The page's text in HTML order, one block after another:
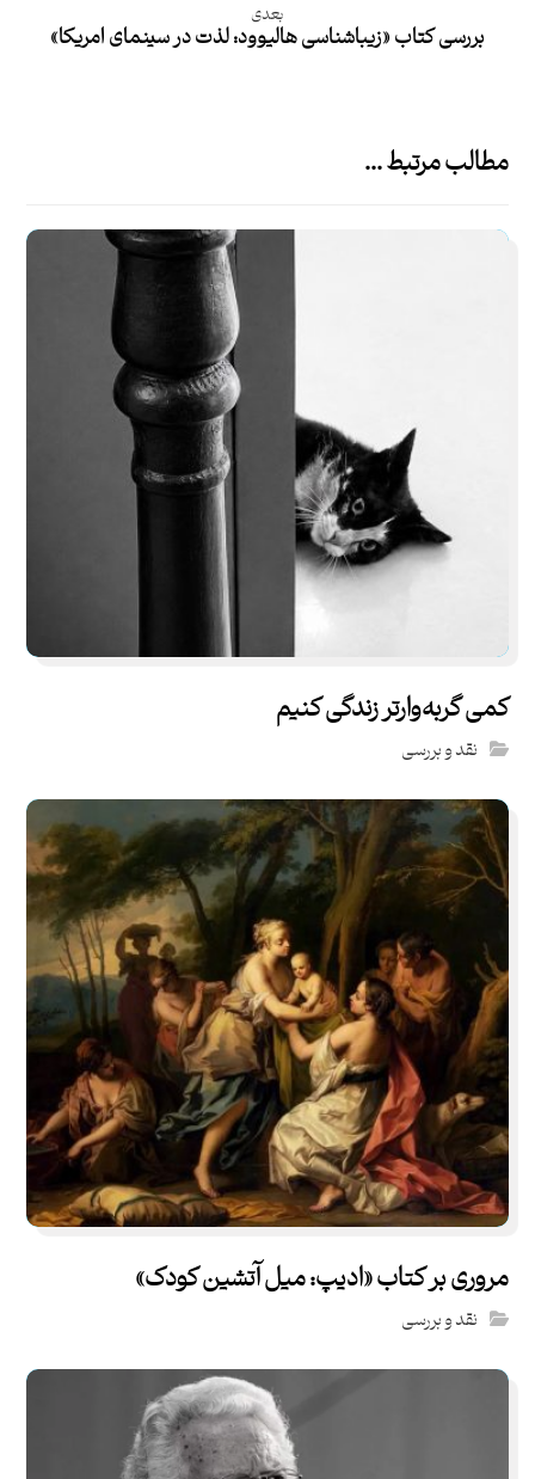
بعدی
بررسی کتاب «زیباشناسی هالیوود: لذت در سینمای امریکا»
مطالب مرتبط ...
کمی گربه‌وارتر زندگی کنیم
نقد و بررسی
مروری بر کتاب «ادیپ: میل آتشین کودک»
نقد و بررسی